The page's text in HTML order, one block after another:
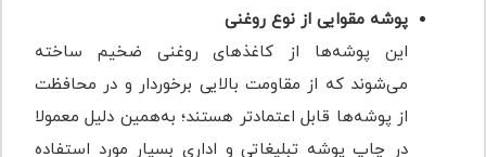
پوشه مقوایی از نوع روغنی
این پوشه‌ها از کاغذهای روغنی ضخیم ساخته
می‌شوند که از مقاومت بالایی برخوردار و در محافظت
از پوشه‌ها قابل اعتمادتر هستند؛ به‌همین دلیل معمولا
در چاپ پوشه تبلیغاتی و اداری بسیار مورد استفاده